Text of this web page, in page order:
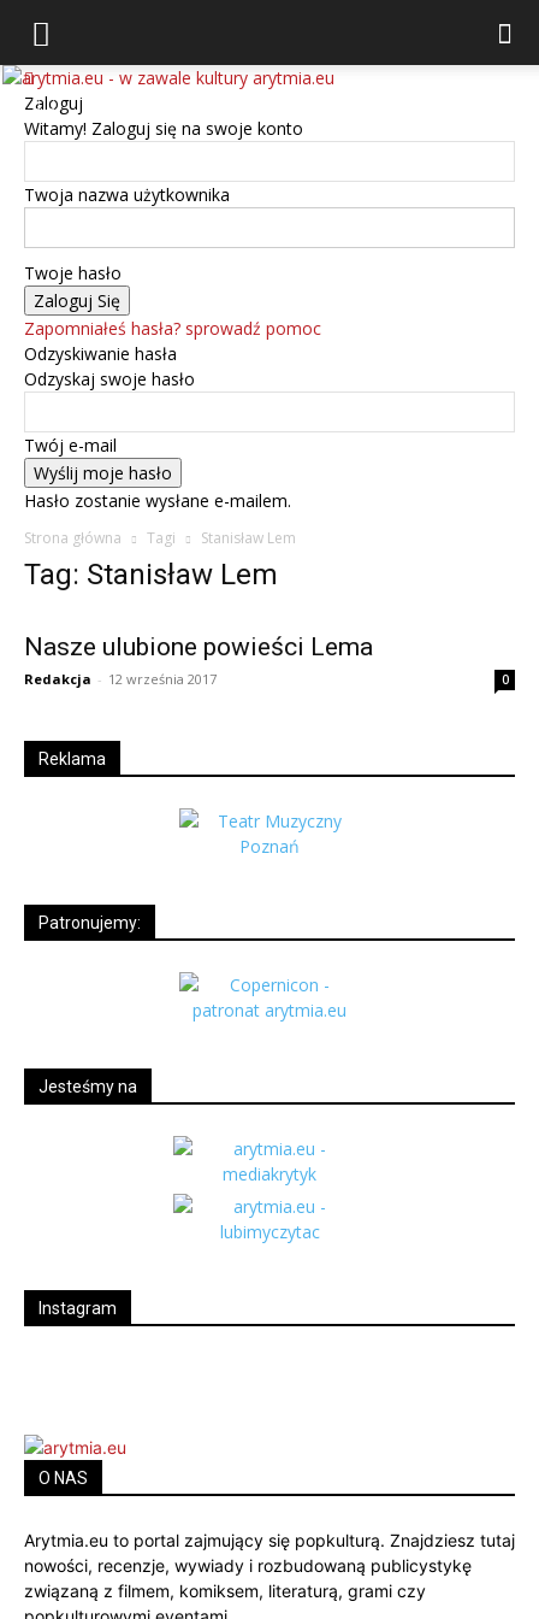
arytmia.eu
Zaloguj
Witamy! Zaloguj się na swoje konto
Twoja nazwa użytkownika
Twoje hasło
Zapomniałeś hasła? sprowadź pomoc
Odzyskiwanie hasła
Odzyskaj swoje hasło
Twój e-mail
Hasło zostanie wysłane e-mailem.
Strona główna Tagi Stanisław Lem
Tag: Stanisław Lem
Nasze ulubione powieści Lema
Redakcja - 12 września 2017 0
Reklama
Patronujemy:
Jesteśmy na
Instagram
O NAS
Arytmia.eu to portal zajmujący się popkulturą. Znajdziesz tutaj
nowości, recenzje, wywiady i rozbudowaną publicystykę
związaną z filmem, komiksem, literaturą, grami czy